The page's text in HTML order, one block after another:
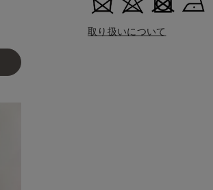
取り扱いについて